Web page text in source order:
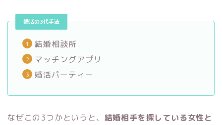
婚活の3代手法
結婚相談所
マッチングアプリ
婚活パーティー
なぜこの3つかというと、 結婚相手を探している女性と